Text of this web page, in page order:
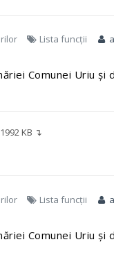
Lista funcții
Comunei Uriu și
1992 KB ↴
Lista funcții
Comunei Uriu și